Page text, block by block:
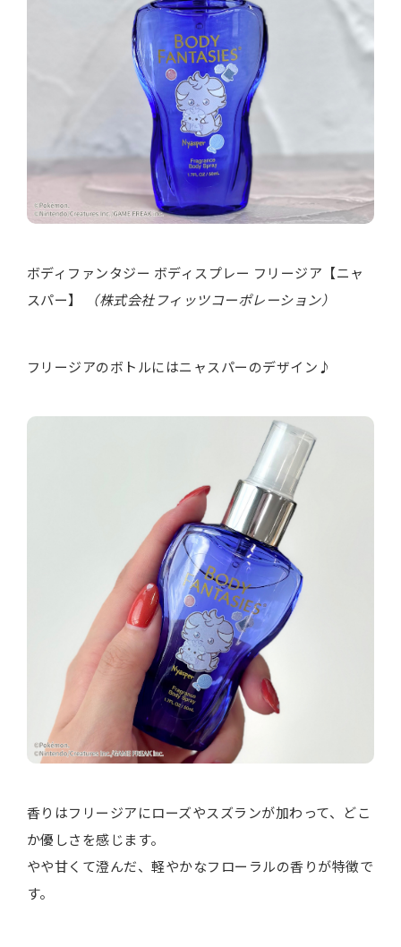
ボディファンタジー ボディスプレー フリージア【ニャ
スパー】
（株式会社フィッツコーポレーション）
フリージアのボトルにはニャスパーのデザイン♪
香りはフリージアにローズやスズランが加わって、どこ
か優しさを感じます。
やや甘くて澄んだ、軽やかなフローラルの香りが特徴で
す。